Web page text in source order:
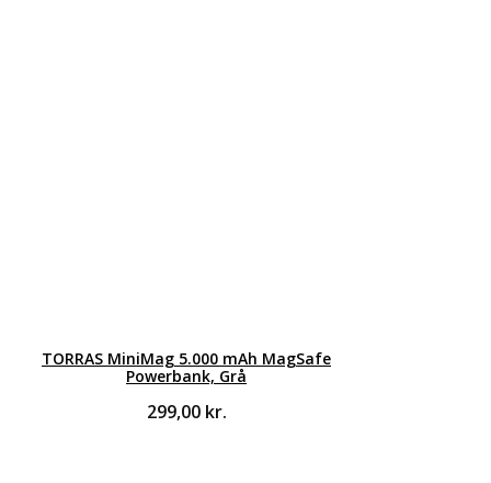
TORRAS MiniMag 5.000 mAh MagSafe
Powerbank, Grå
299,00 kr.